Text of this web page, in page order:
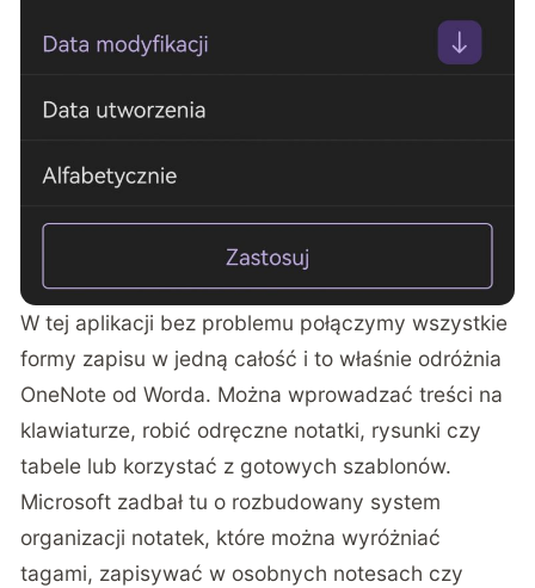
W tej aplikacji bez problemu połączymy wszystkie
formy zapisu w jedną całość i to właśnie odróżnia
OneNote od Worda. Można wprowadzać treści na
klawiaturze, robić odręczne notatki, rysunki czy
tabele lub korzystać z gotowych szablonów.
Microsoft zadbał tu o rozbudowany system
organizacji notatek, które można wyróżniać
tagami, zapisywać w osobnych notesach czy